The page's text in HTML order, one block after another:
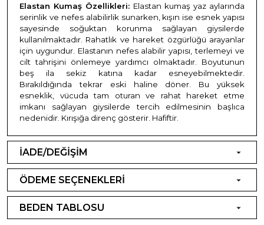
Elastan Kumaş Özellikleri: Elastan kumaş yaz aylarında
serinlik ve nefes alabilirlik sunarken, kışın ise esnek yapısı
sayesinde soğuktan korunma sağlayan giysilerde
kullanılmaktadır. Rahatlık ve hareket özgürlüğü arayanlar
için uygundur. Elastanın nefes alabilir yapısı, terlemeyi ve
cilt tahrişini önlemeye yardımcı olmaktadır. Boyutunun
beş ila sekiz katına kadar esneyebilmektedir.
Bırakıldığında tekrar eski haline döner. Bu yüksek
esneklik, vücuda tam oturan ve rahat hareket etme
imkanı sağlayan giysilerde tercih edilmesinin başlıca
nedenidir. Kırışığa direnç gösterir. Hafiftir.
İADE/DEĞİŞİM
ÖDEME SEÇENEKLERİ
BEDEN TABLOSU